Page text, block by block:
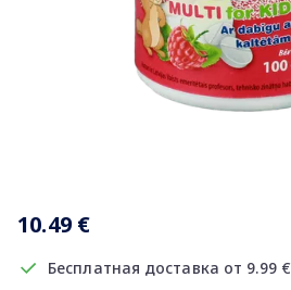
10.49 €
Бесплатная доставка от 9.99 €